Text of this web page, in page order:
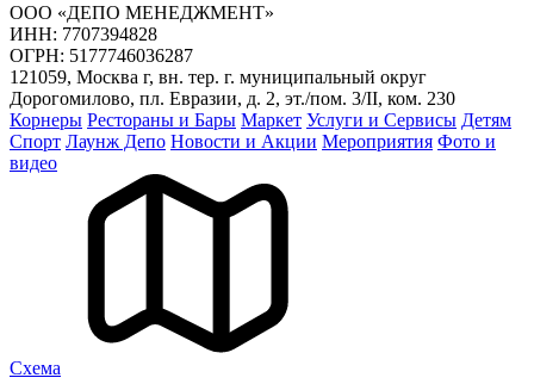
ООО «ДЕПО МЕНЕДЖМЕНТ»
ИНН: 7707394828
ОГРН: 5177746036287
121059, Москва г, вн. тер. г. муниципальный округ
Дорогомилово, пл. Евразии, д. 2, эт./пом. 3/II, ком. 230
Корнеры Рестораны и Бары Маркет Услуги и Сервисы Детям
Спорт Лаунж Депо Новости и Акции Мероприятия Фото и
видео
Cхема